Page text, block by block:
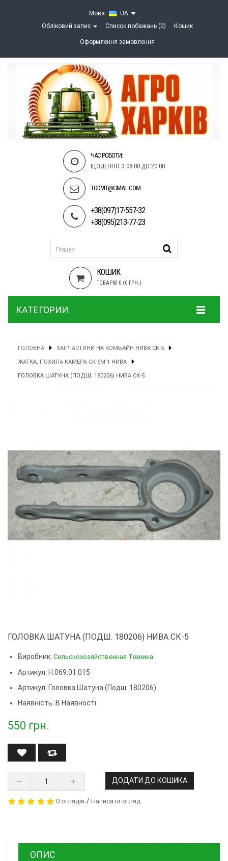
Мова
UA
Обліковий запис
Список побажань (0) Кошик
Оформлення замовлення
ЧАС РОБОТИ:
ЩОДЕННО З 08:00 ДО 20:00
TOD.VIT@GMAIL.COM
+38(097)17-557-32
+38(095)213-77-23
КОШИК
ТОВАРІВ 0 (0 ГРН.)
КАТЕГОРИИ
ГОЛОВНА ЗАПЧАСТИНИ НА КОМБАЙН НИВА СК-5
ЖАТКА, ПОХИЛА КАМЕРА СК-5М-1 НИВА
ГОЛОВКА ШАТУНА (ПОДШ. 180206) НИВА СК-5
ГОЛОВКА ШАТУНА (ПОДШ. 180206) НИВА СК-5
Виробник: Сельскохозяйственная Техника
Артикул: Н.069.01.015
Артикул: Головка Шатуна (подш. 180206)
Наявність: В Наявності
550 грн.
ДОДАТИ ДО КОШИКА
0 оглядів / Написати огляд
ОПИС